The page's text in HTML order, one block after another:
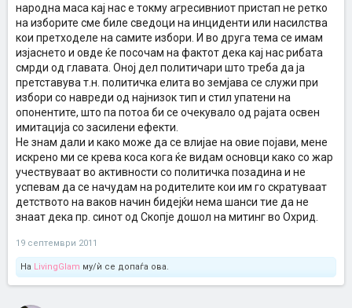
народна маса кај нас е токму агресивниот пристап не ретко
на изборите сме биле сведоци на инциденти или насилства
кои претходеле на самите избори. И во друга тема се имам
изјаснето и овде ќе посочам на фактот дека кај нас рибата
смрди од главата. Оној дел политичари што треба да ја
претставува т.н. политичка елита во земјава се служи при
избори со навреди од најнизок тип и стил упатени на
опонентите, што па потоа би се очекувало од рајата освен
имитација со засилени ефекти.
Не знам дали и како може да се влијае на овие појави, мене
искрено ми се крева коса кога ќе видам основци како со жар
учествуваат во активности со политичка позадина и не
успевам да се начудам на родителите кои им го скратуваат
детството на ваков начин бидејќи нема шанси тие да не
знаат дека пр. синот од Скопје дошол на митинг во Охрид.
19 септември 2011
На LivingGlam му/ѝ се допаѓа ова.